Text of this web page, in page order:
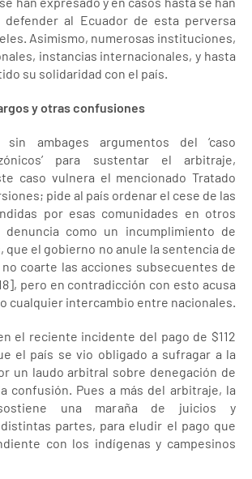
defender al Ecuador de esta perversa
Asimismo, numerosas instituciones,
instancias internacionales, y hasta
su solidaridad con el país.
y otras confusiones
sin ambages argumentos del ‘caso
para sustentar el arbitraje,
caso vulnera el mencionado Tratado
pide al país ordenar el cese de las
por esas comunidades en otros
denuncia como un incumplimiento de
que el gobierno no anule la sentencia de
coarte las acciones subsecuentes de
pero en contradicción con esto acusa
cualquier intercambio entre nacionales.
el reciente incidente del pago de $112
el país se vio obligado a sufragar a la
un laudo arbitral sobre denegación de
confusión. Pues a más del arbitraje, la
una maraña de juicios y
partes, para eludir el pago que
con los indígenas y campesinos